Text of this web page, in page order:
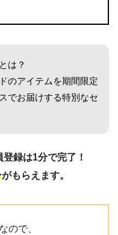
は？
のアイテムを期間限定
でお届けする特別なセ
録は1分で完了！
がもらえます。
なので、